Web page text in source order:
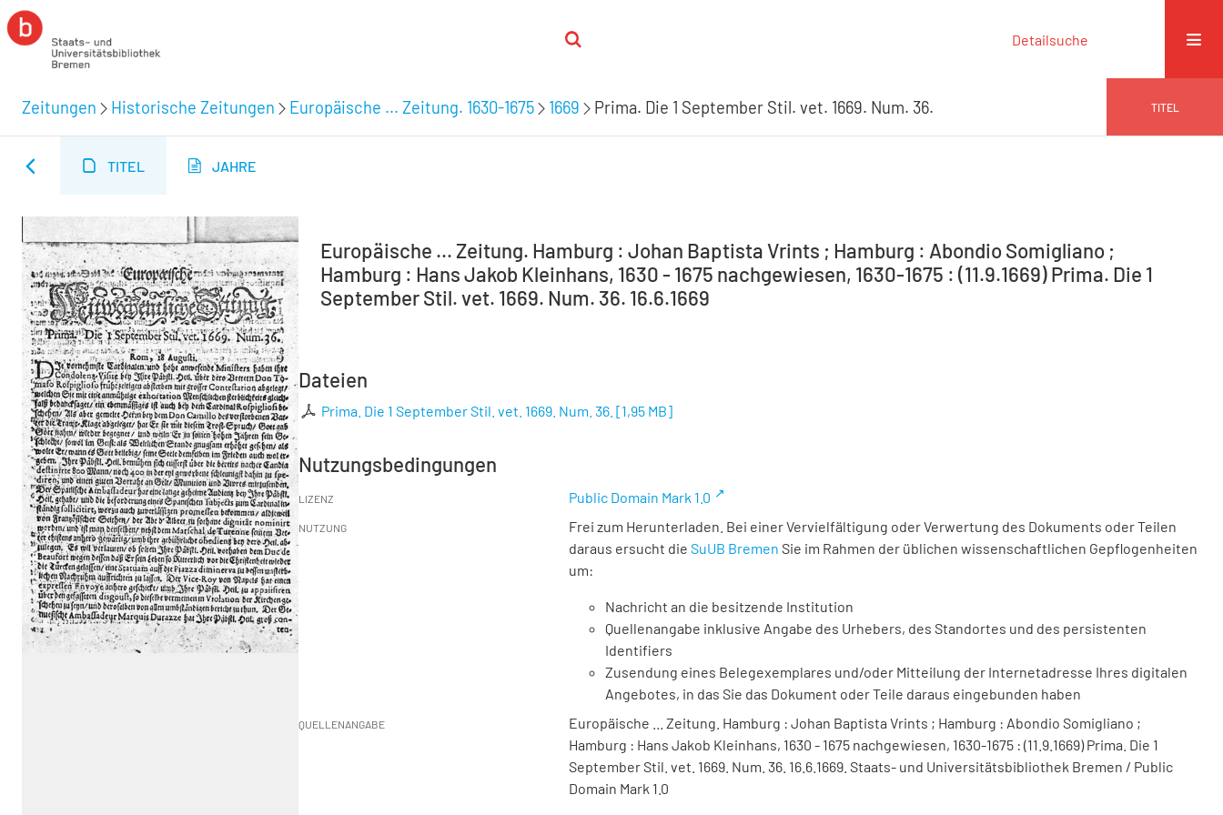
Detailsuche
Zeitungen Historische Zeitungen Europäische ... Zeitung. 1630-1675 1669 Prima. Die 1 September Stil. vet. 1669. Num. 36. TITEL
TITEL JAHRE
Europäische ... Zeitung. Hamburg : Johan Baptista Vrints ; Hamburg : Abondio Somigliano ;
Hamburg : Hans Jakob Kleinhans, 1630 - 1675 nachgewiesen, 1630-1675 : (11.9.1669) Prima. Die 1
September Stil. vet. 1669. Num. 36. 16.6.1669
Dateien
Prima. Die 1 September Stil. vet. 1669. Num. 36. [1,95 MB]
Nutzungsbedingungen
LIZENZ Public Domain Mark 1.0
NUTZUNG
Frei zum Herunterladen. Bei einer Vervielfältigung oder Verwertung des Dokuments oder Teilen
daraus ersucht die SuUB Bremen Sie im Rahmen der üblichen wissenschaftlichen Gepflogenheiten
um:
Nachricht an die besitzende Institution
Quellenangabe inklusive Angabe des Urhebers, des Standortes und des persistenten
Identifiers
Zusendung eines Belegexemplares und/oder Mitteilung der Internetadresse Ihres digitalen
Angebotes, in das Sie das Dokument oder Teile daraus eingebunden haben
QUELLENANGABE
Europäische ... Zeitung. Hamburg : Johan Baptista Vrints ; Hamburg : Abondio Somigliano ;
Hamburg : Hans Jakob Kleinhans, 1630 - 1675 nachgewiesen, 1630-1675 : (11.9.1669) Prima. Die 1
September Stil. vet. 1669. Num. 36. 16.6.1669. Staats- und Universitätsbibliothek Bremen / Public
Domain Mark 1.0